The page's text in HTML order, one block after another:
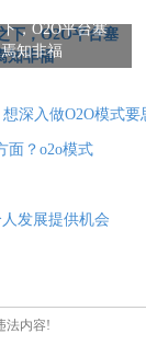
，O2O平台塞
知非福
深入做O2O模式要
面？o2o模式
发展提供机会